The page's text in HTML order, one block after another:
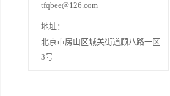
tfqbee@126.com
地址：
北京市房山区城关街道顾八路一区
3号